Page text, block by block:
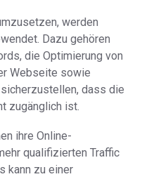
werden
Dazu gehören
die Optimierung von
Webseite sowie
dass die
zugänglich ist.
ihre Online-
qualifizierten Traffic
kann zu einer